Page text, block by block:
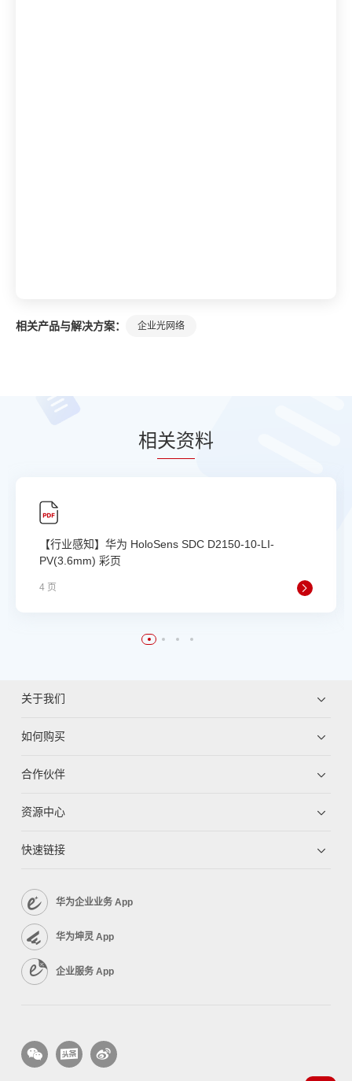
相关产品与解决方案： 企业光网络
相关资料
【行业感知】华为 HoloSens SDC D2150-10-LI-
PV(3.6mm) 彩页
4 页
关于我们
如何购买
合作伙伴
资源中心
快速链接
华为企业业务 App
华为坤灵 App
企业服务 App